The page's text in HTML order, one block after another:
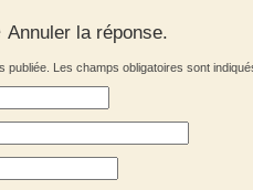
Annuler la réponse.
publiée. Les champs obligatoires sont